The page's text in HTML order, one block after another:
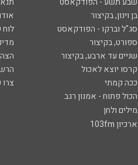
בן וינון, בקיצור
סג"ל וברקו - הפודקאסט
לוח
ספורט, בקיצור
שניים עד ארבע, בקיצור
קרסו יוצא לאכול
ככה קמתי
הכול פתוח - אמנון רגב
מילים ולחן
ארכיון 103fm